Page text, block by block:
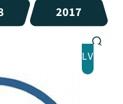
2017
LV